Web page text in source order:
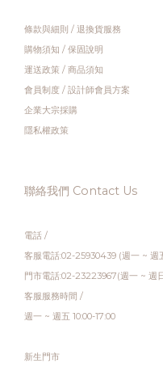
條款與細則 / 退換貨服務
購物須知 / 保固說明
運送政策 / 商品須知
會員制度 / 設計師會員方案
企業大宗採購
隱私權政策
聯絡我們 Contact Us
電話 /
客服電話:02-25930439 (週一 ~ 週
門市電話:02-23223967(週一 ~ 週
客服服務時間 /
週一 ~ 週五 10:00-17:00
新生門市